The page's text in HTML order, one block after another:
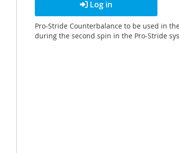
Log in
Pro-Stride Counterbalance to be used in
during the second spin in the Pro-Stride